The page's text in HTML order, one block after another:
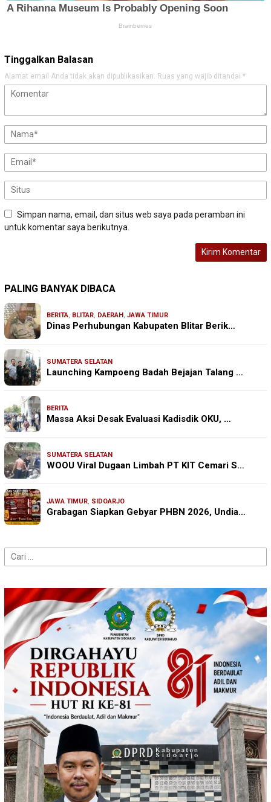
Tinggalkan Balasan
Alamat email Anda tidak akan dipublikasikan. Ruas yang wajib ditandai *
Simpan nama, email, dan situs web saya pada peramban ini
untuk komentar saya berikutnya.
PALING BANYAK DIBACA
BERITA, BLITAR, DAERAH , JAWA TIMUR
Dinas Perhubungan Kabupaten Blitar Berik…
SUMATERA SELATAN
Launching Kampoeng Badah Bejajan Talang …
BERITA
Massa Aksi Desak Evaluasi Kadisdik OKU, …
SUMATERA SELATAN
WOOU Viral Dugaan Limbah PT KIT Cemari S…
JAWA TIMUR, SIDOARJO
Grabagan Siapkan Gebyar PHBN 2026, Undia…
Cari
untuk: